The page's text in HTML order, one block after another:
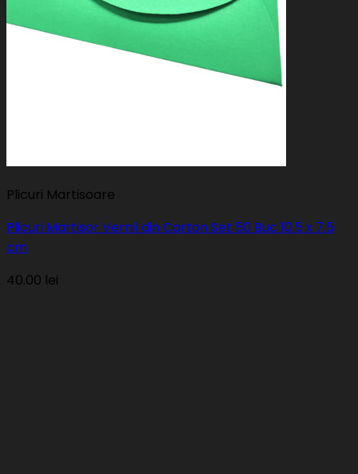
Plicuri Martisoare
Plicuri Martisor Vernil din Carton Set 50 Buc 10.5 x 7.5
cm
40.00 lei